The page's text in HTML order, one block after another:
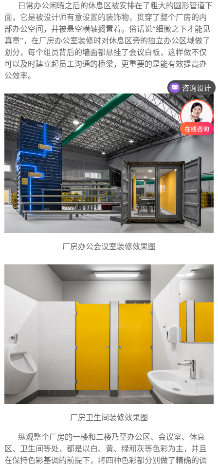
日常办公闲暇之后的休息区被安排在了粗大的圆形管道下
面，它是被设计师有意设置的装饰物，贯穿了整个厂房的内
部办公空间，并被悬空横轴搁置着。俗话说“细微之下才能见
真章”，在厂房办公室装修时对休息区旁的独立办公区域做了
划分，每个组员背后的墙面都悬挂了会议白板，这样做不仅
可以及时建立起员工沟通的桥梁，更重要的是能有效提高办
公效率。
厂房办公会议室装修效果图
厂房卫生间装修效果图
纵观整个厂房的一楼和二楼乃至办公区、会议室、休息
区、卫生间等处，都是以白、黄、绿和灰等色彩为主，并且
在保持色彩基调的前提下，将四种色彩都分别做了精确的调
咨询设计